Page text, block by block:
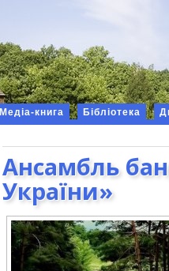
Медіа-книга Бібліотека
Ансамбль
України»